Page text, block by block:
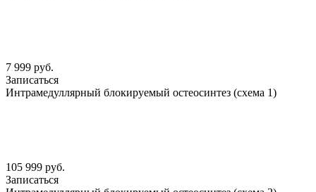
7 999 руб.
Записаться
Интрамедуллярный блокируемый остеосинтез (схема 1)
105 999 руб.
Записаться